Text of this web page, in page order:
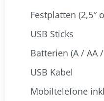
Festplatten (2,5″
USB Sticks
Batterien (A / AA /
USB Kabel
Mobiltelefone